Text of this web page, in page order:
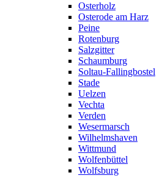
Osterholz
Osterode am Harz
Peine
Rotenburg
Salzgitter
Schaumburg
Soltau-Fallingbostel
Stade
Uelzen
Vechta
Verden
Wesermarsch
Wilhelmshaven
Wittmund
Wolfenbüttel
Wolfsburg